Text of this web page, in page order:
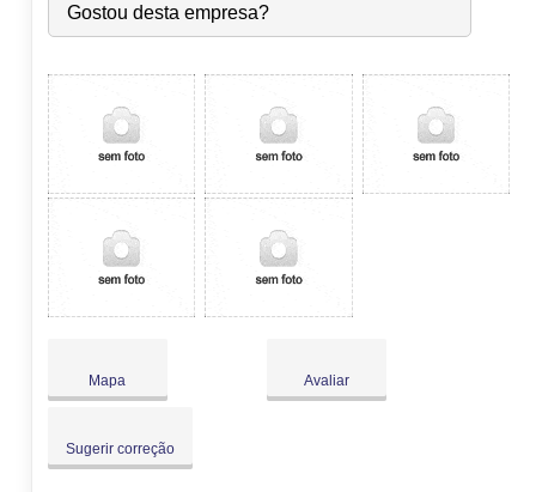
Qui:
09:00-18:00 ●
Sáb:
Fechado
Dom:
Fechado
Gostou desta empresa?
Mapa Avaliar
Sugerir correção